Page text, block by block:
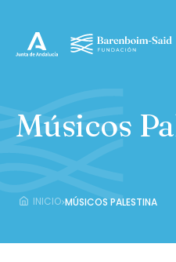
Músicos
INICIO›MÚSICOS PALESTINA